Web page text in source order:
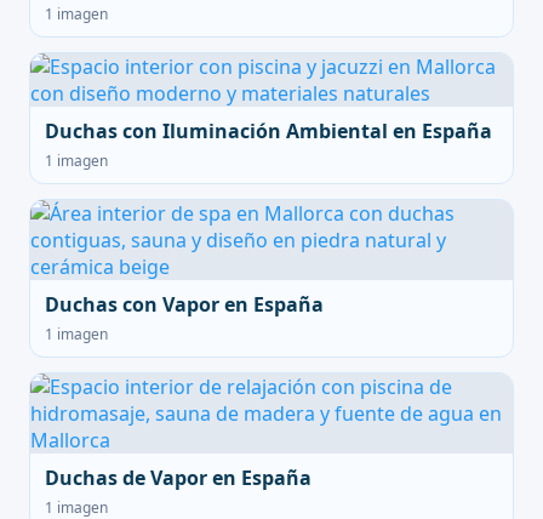
1 imagen
Duchas con Iluminación Ambiental en España
1 imagen
Duchas con Vapor en España
1 imagen
Duchas de Vapor en España
1 imagen